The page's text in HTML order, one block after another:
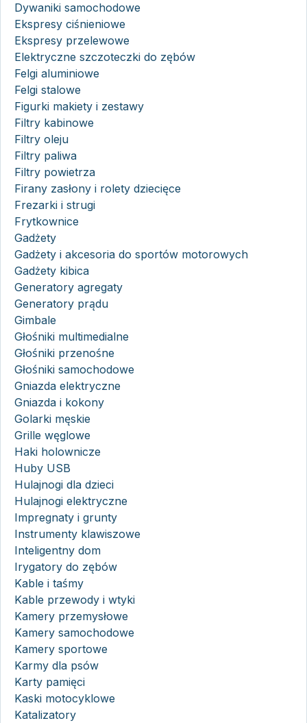
Dywaniki samochodowe
Ekspresy ciśnieniowe
Ekspresy przelewowe
Elektryczne szczoteczki do zębów
Felgi aluminiowe
Felgi stalowe
Figurki makiety i zestawy
Filtry kabinowe
Filtry oleju
Filtry paliwa
Filtry powietrza
Firany zasłony i rolety dziecięce
Frezarki i strugi
Frytkownice
Gadżety
Gadżety i akcesoria do sportów motorowych
Gadżety kibica
Generatory agregaty
Generatory prądu
Gimbale
Głośniki multimedialne
Głośniki przenośne
Głośniki samochodowe
Gniazda elektryczne
Gniazda i kokony
Golarki męskie
Grille węglowe
Haki holownicze
Huby USB
Hulajnogi dla dzieci
Hulajnogi elektryczne
Impregnaty i grunty
Instrumenty klawiszowe
Inteligentny dom
Irygatory do zębów
Kable i taśmy
Kable przewody i wtyki
Kamery przemysłowe
Kamery samochodowe
Kamery sportowe
Karmy dla psów
Karty pamięci
Kaski motocyklowe
Katalizatory